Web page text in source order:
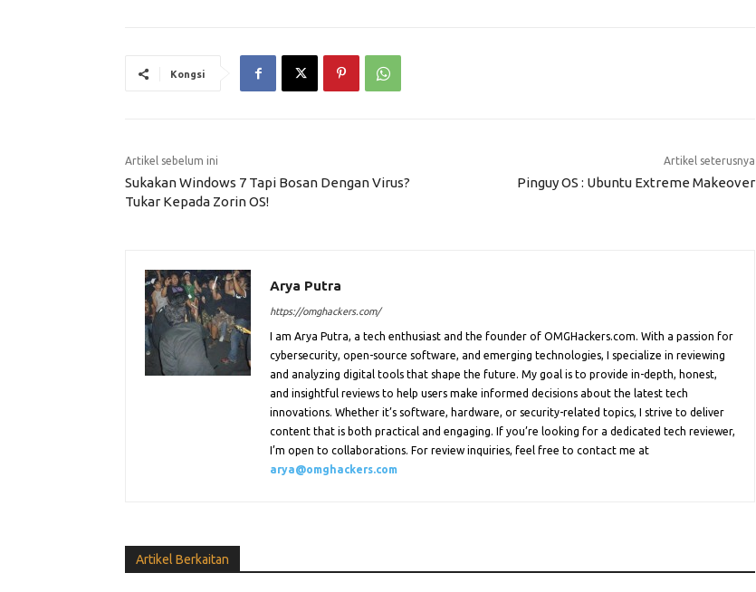
Kongsi
Artikel sebelum ini
Sukakan Windows 7 Tapi Bosan Dengan Virus?
Tukar Kepada Zorin OS!
Artikel seterusnya
Pinguy OS : Ubuntu Extreme Makeover
Arya Putra
https://omghackers.com/
I am Arya Putra, a tech enthusiast and the founder of OMGHackers.com. With a passion for
cybersecurity, open-source software, and emerging technologies, I specialize in reviewing
and analyzing digital tools that shape the future. My goal is to provide in-depth, honest,
and insightful reviews to help users make informed decisions about the latest tech
innovations. Whether it’s software, hardware, or security-related topics, I strive to deliver
content that is both practical and engaging. If you’re looking for a dedicated tech reviewer,
I’m open to collaborations. For review inquiries, feel free to contact me at
arya@omghackers.com
Artikel Berkaitan